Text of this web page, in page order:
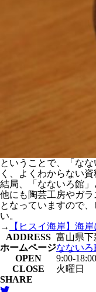
ということで、「な
く、よくわからない
結局、「なないろ館」
他にも陶芸工房やガ
となっていますので
い。
→
【ヒスイ海岸】海
ADDRESS 富山県下
ホームページなない
OPEN
9:00-18:00
CLOSE
火曜日
SHARE